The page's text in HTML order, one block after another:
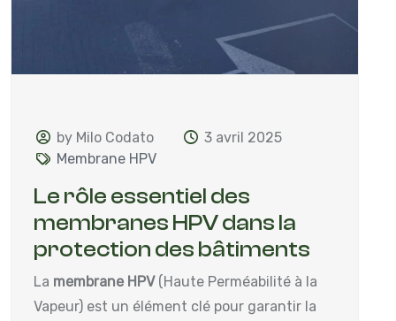
by Milo Codato
3 avril 2025
Membrane HPV
Le rôle essentiel des
membranes HPV dans la
protection des bâtiments
La membrane HPV(Haute Perméabilité à la
Vapeur) est un élément clé pour garantir la